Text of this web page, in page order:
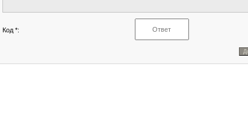
Код *: